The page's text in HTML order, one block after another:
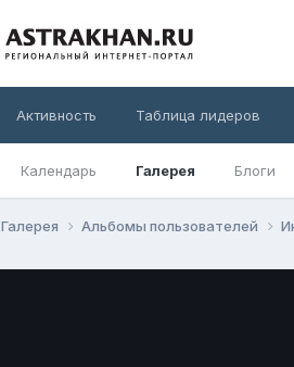
Календарь Галерея Блоги
Активность Таблица лидеров
Галерея Альбомы пользователей